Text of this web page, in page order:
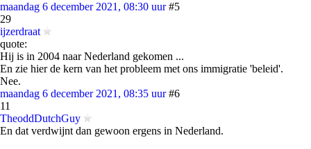
maandag 6 december 2021, 08:30 uur #5
29
ijzerdraat
quote:
Hij is in 2004 naar Nederland gekomen ...
En zie hier de kern van het probleem met ons immigratie 'beleid'.
Nee.
maandag 6 december 2021, 08:35 uur #6
11
TheoddDutchGuy
En dat verdwijnt dan gewoon ergens in Nederland.